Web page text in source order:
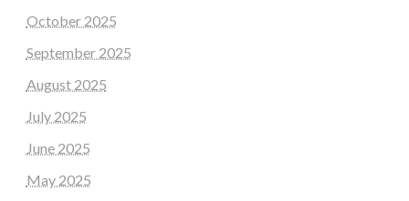
October 2025
September 2025
August 2025
July 2025
June 2025
May 2025